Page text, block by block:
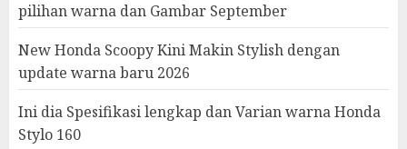
pilihan warna dan Gambar September
New Honda Scoopy Kini Makin Stylish dengan
update warna baru 2026
Ini dia Spesifikasi lengkap dan Varian warna Honda
Stylo 160